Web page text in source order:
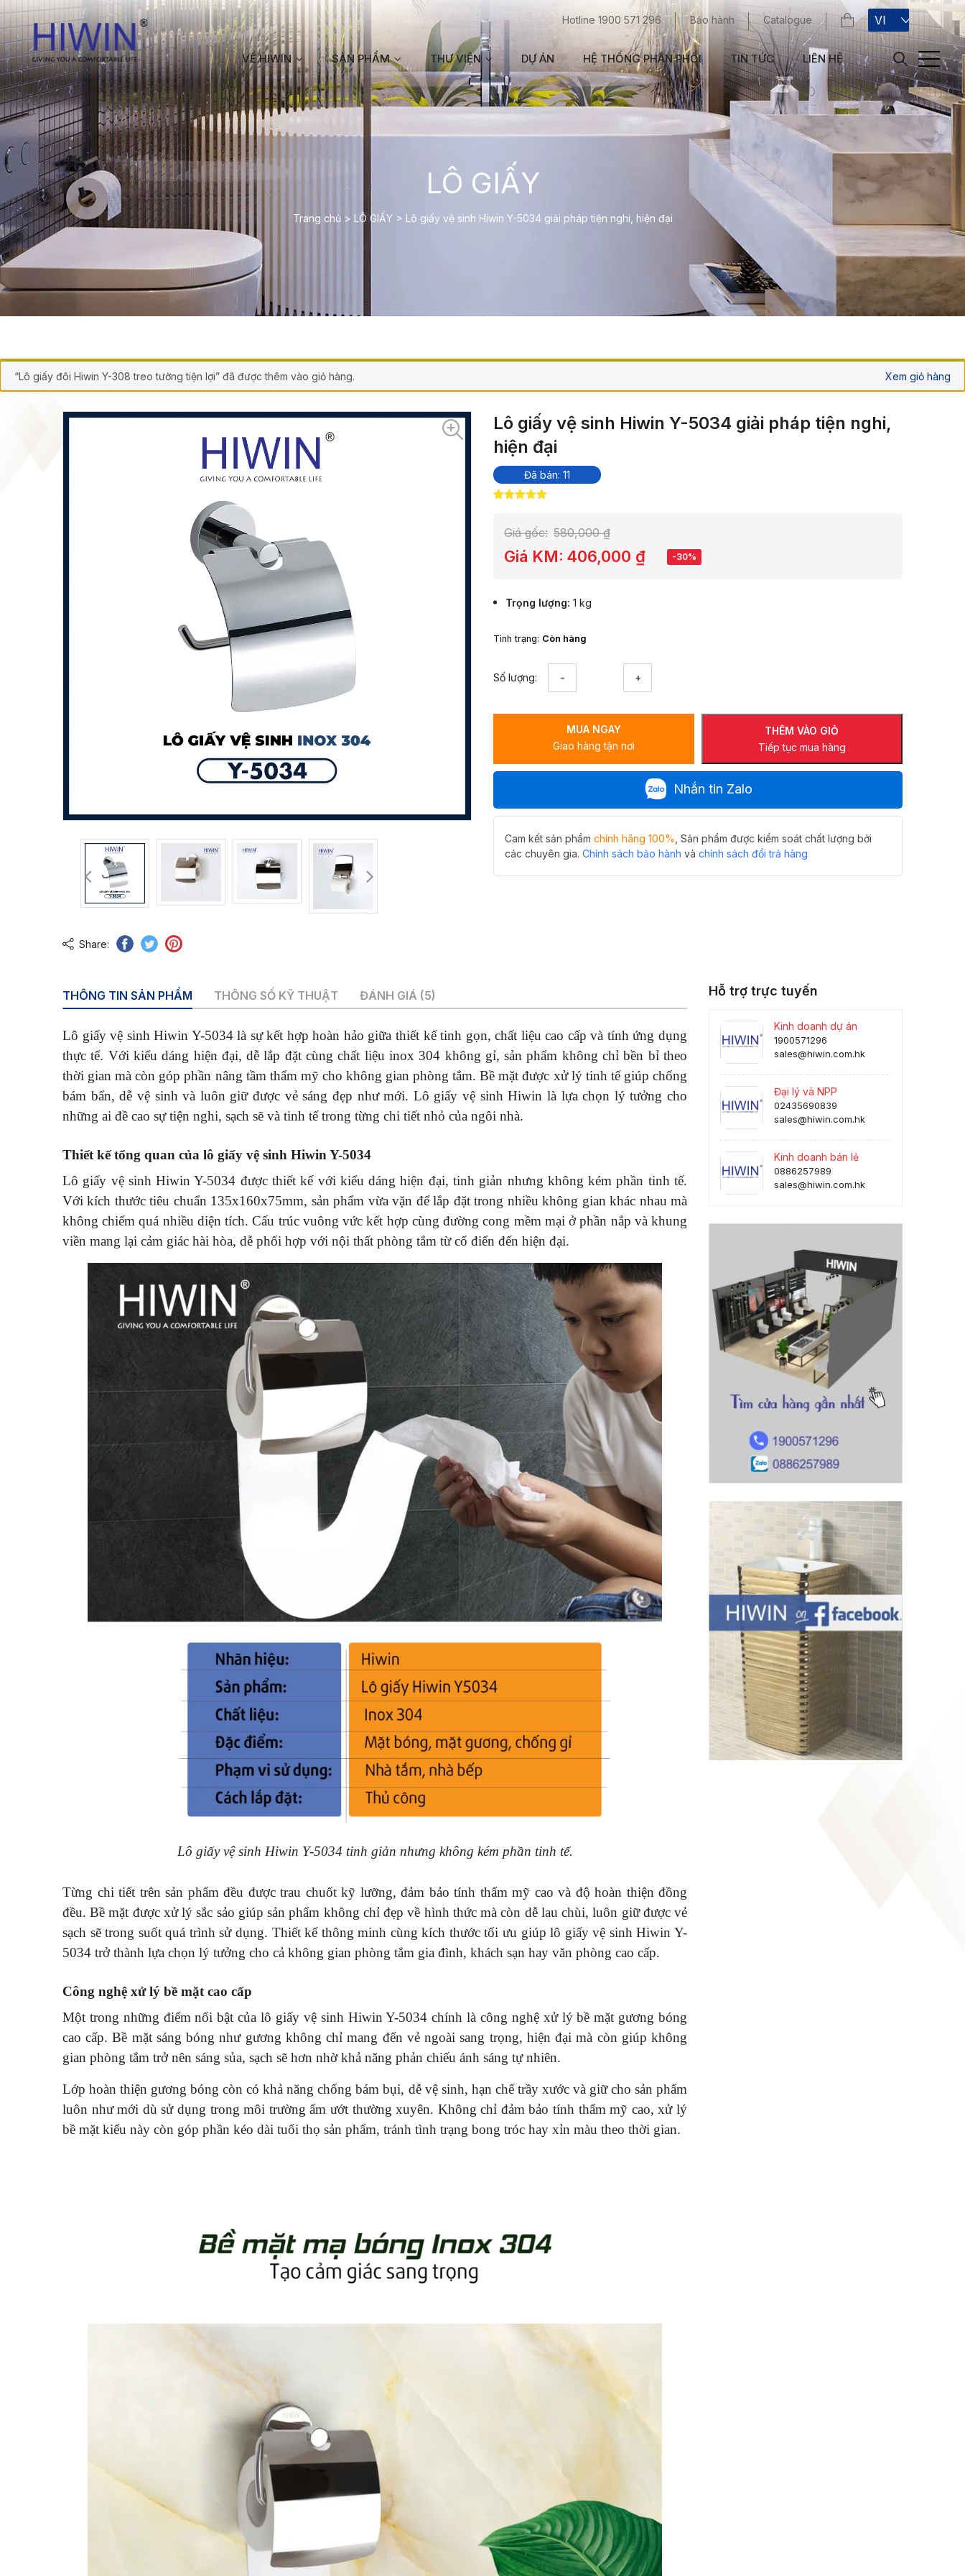
Hotline 1900 571 296 Bảo hành Catalogue VI
VỀ HIWIN SẢN PHẨM THƯ VIỆN DỰ ÁN HỆ THỐNG PHÂN PHỐI TIN TỨC LIÊN HỆ
LÔ GIẤY
Trang chủ > LÔ GIẤY> Lô giấy vệ sinh Hiwin Y-5034 giải pháp tiện nghi, hiện đại
“Lô giấy đôi Hiwin Y-308 treo tường tiện lợi” đã được thêm vào giỏ hàng. Xem giỏ hàng
Share:
Lô giấy vệ sinh Hiwin Y-5034 giải pháp tiện nghi,
hiện đại
Đã bán: 11
đánh giá
Giá gốc: 580,000₫
Giá KM: 406,000 ₫ -30%
Trọng lượng 1 kg
Tình trạng: Còn hàng
Số lượng:
sinh
Hiwin
Y-
tiện
hiện
đại
THÊM VÀO GIỎ
Tiếp tục mua hàng
MUA NGAY
Giao hàng tận nơi
Nhắn tin Zalo
Cam kết sản phẩm chính hãng 100% , Sản phẩm được kiểm soát chất lượng bởi
các chuyên gia. Chính sách bảo hành và chính sách đổi trả hàng
THÔNG TIN SẢN PHẨM THÔNG SỐ KỸ THUẬT ĐÁNH GIÁ (5)
Lô giấy vệ sinh Hiwin Y-5034 là sự kết hợp hoàn hảo giữa thiết kế tinh gọn, chất liệu cao cấp và tính ứng dụng
thực tế. Với kiểu dáng hiện đại, dễ lắp đặt cùng chất liệu inox 304 không gỉ, sản phẩm không chỉ bền bỉ theo
thời gian mà còn góp phần nâng tầm thẩm mỹ cho không gian phòng tắm. Bề mặt được xử lý tinh tế giúp chống
bám bẩn, dễ vệ sinh và luôn giữ được vẻ sáng đẹp như mới. Lô giấy vệ sinh Hiwin là lựa chọn lý tưởng cho
những ai đề cao sự tiện nghi, sạch sẽ và tinh tế trong từng chi tiết nhỏ của ngôi nhà.
Thiết kế tổng quan của lô giấy vệ sinh Hiwin Y-5034
Lô giấy vệ sinh Hiwin Y-5034 được thiết kế với kiểu dáng hiện đại, tinh giản nhưng không kém phần tinh tế.
Với kích thước tiêu chuẩn 135x160x75mm, sản phẩm vừa vặn để lắp đặt trong nhiều không gian khác nhau mà
không chiếm quá nhiều diện tích. Cấu trúc vuông vức kết hợp cùng đường cong mềm mại ở phần nắp và khung
viền mang lại cảm giác hài hòa, dễ phối hợp với nội thất phòng tắm từ cổ điển đến hiện đại.
Lô giấy vệ sinh Hiwin Y-5034 tinh giản nhưng không kém phần tinh tế.
Từng chi tiết trên sản phẩm đều được trau chuốt kỹ lưỡng, đảm bảo tính thẩm mỹ cao và độ hoàn thiện đồng
đều. Bề mặt được xử lý sắc sảo giúp sản phẩm không chỉ đẹp về hình thức mà còn dễ lau chùi, luôn giữ được vẻ
sạch sẽ trong suốt quá trình sử dụng. Thiết kế thông minh cùng kích thước tối ưu giúp lô giấy vệ sinh Hiwin Y-
5034 trở thành lựa chọn lý tưởng cho cả không gian phòng tắm gia đình, khách sạn hay văn phòng cao cấp.
Công nghệ xử lý bề mặt cao cấp
Một trong những điểm nổi bật của lô giấy vệ sinh Hiwin Y-5034 chính là công nghệ xử lý bề mặt gương bóng
cao cấp. Bề mặt sáng bóng như gương không chỉ mang đến vẻ ngoài sang trọng, hiện đại mà còn giúp không
gian phòng tắm trở nên sáng sủa, sạch sẽ hơn nhờ khả năng phản chiếu ánh sáng tự nhiên.
Lớp hoàn thiện gương bóng còn có khả năng chống bám bụi, dễ vệ sinh, hạn chế trầy xước và giữ cho sản phẩm
luôn như mới dù sử dụng trong môi trường ẩm ướt thường xuyên. Không chỉ đảm bảo tính thẩm mỹ cao, xử lý
bề mặt kiểu này còn góp phần kéo dài tuổi thọ sản phẩm, tránh tình trạng bong tróc hay xỉn màu theo thời gian.
Hỗ trợ trực tuyến
Kinh doanh dự án
1900571296
sales@hiwin.com.hk
Đại lý và NPP
02435690839
sales@hiwin.com.hk
Kinh doanh bán lẻ
0886257989
sales@hiwin.com.hk